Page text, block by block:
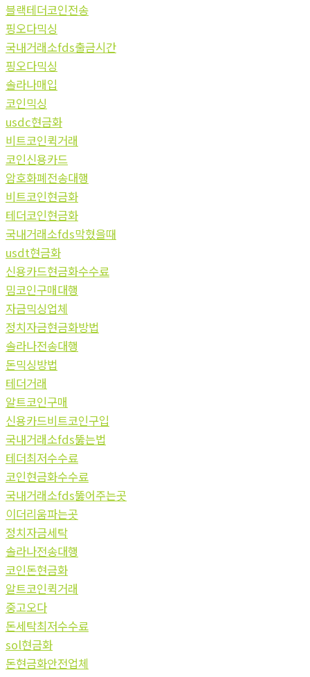
블랙테더코인전송
핑오다믹싱
국내거래소fds출금시간
핑오다믹싱
솔라나매입
코인믹싱
usdc현금화
비트코인퀵거래
코인신용카드
암호화폐전송대행
비트코인현금화
테더코인현금화
국내거래소fds막혔을때
usdt현금화
신용카드현금화수수료
밈코인구매대행
자금믹싱업체
정치자금현금화방법
솔라나전송대행
돈믹싱방법
테더거래
알트코인구매
신용카드비트코인구입
국내거래소fds뚫는법
테더최저수수료
코인현금화수수료
국내거래소fds뚫어주는곳
이더리움파는곳
정치자금세탁
솔라나전송대행
코인돈현금화
알트코인퀵거래
중고오다
돈세탁최저수수료
sol현금화
돈현금화안전업체